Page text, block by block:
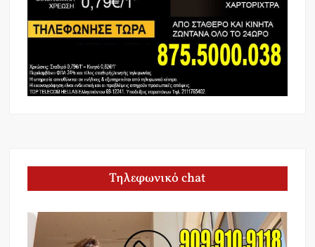
Τηλεφωνικό chat